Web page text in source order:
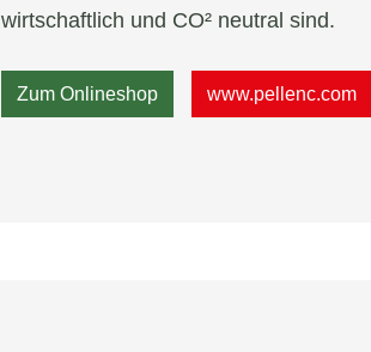
wirtschaftlich und CO² neutral sind.
Zum Onlineshop www.pellenc.com